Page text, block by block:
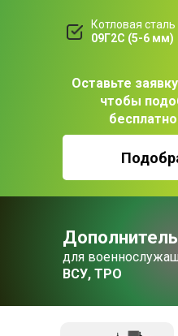
Оставьте
чтобы
Котловая сталь
09Г2С (5-6 мм)
для
ВСУ, ТРО